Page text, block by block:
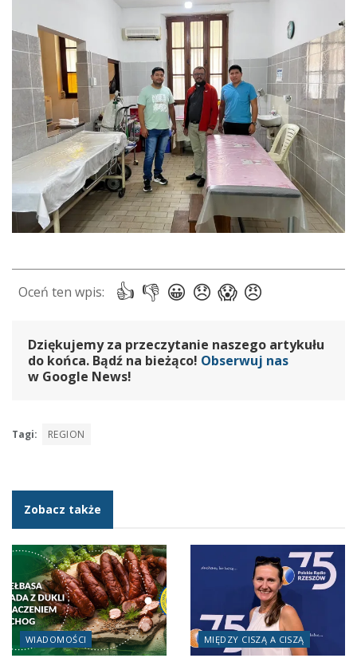
Dziękujemy za przeczytanie naszego artykułu
do końca. Bądź na bieżąco! Obserwuj nas
w Google News!
Tagi: REGION
Zobacz także
WIADOMOŚCI MIĘDZY CISZĄ A CISZĄ